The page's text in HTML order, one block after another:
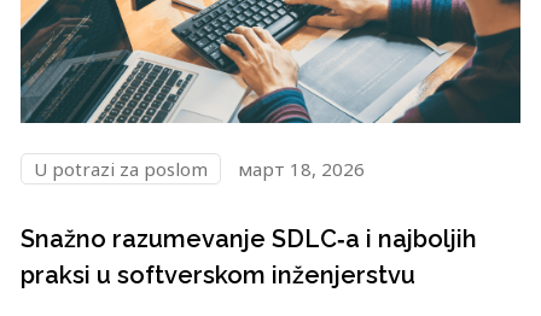
U potrazi za poslom март 18, 2026
Snažno razumevanje SDLC‑a i najboljih
praksi u softverskom inženjerstvu